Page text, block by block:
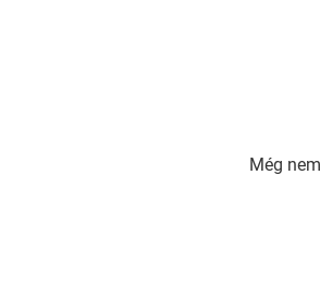
Még